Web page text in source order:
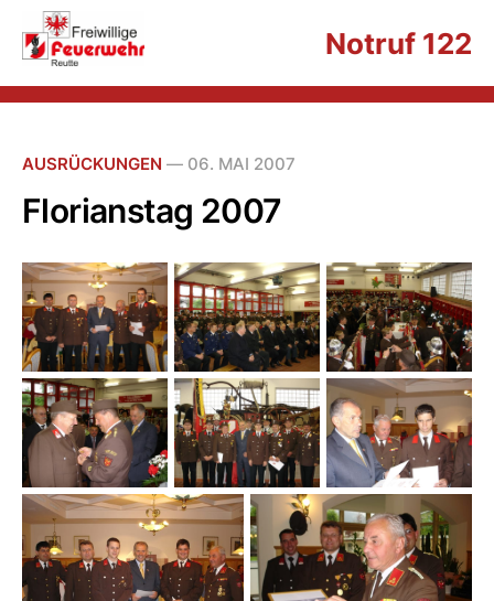
Notruf 122
AUSRÜCKUNGEN — 06. MAI 2007
Florianstag 2007